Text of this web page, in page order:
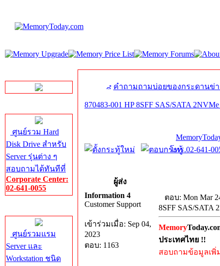
ศูนย์รวม Hard
Disk Drive สำหรับ
Server รุ่นต่าง ๆ
สอบถามได้ทันทีที่
Corporate Center:
02-641-0055
ศูนย์รวมแรม
Server และ
Workstation ชนิด
คำถามถามบ่อยของกระดานข่
870483-001 HP 8SFF SAS/SATA 2NVMe
โทร.02-641-
ผู้ส่ง
Information 4
Customer Support
เข้าร่วมเมื่อ: Sep 04,
2023
ตอบ: 1163
ตอบ: Mon Mar
8SFF SAS/SATA
Memory
ประเทศไทย !!
สอบถามข้อมูลเพิ่